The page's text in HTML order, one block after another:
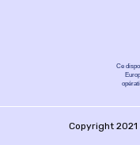
Ce
Copyright 2021